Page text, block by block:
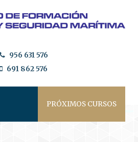
956 631 576
691 862 576
PRÓXIMOS CURSOS